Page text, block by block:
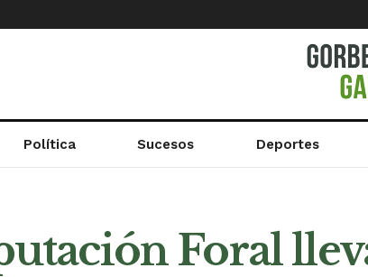
Política Sucesos Deportes
Foral